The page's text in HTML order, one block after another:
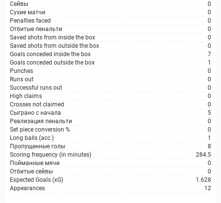
Сейвы
0
Сухие матчи
0
Penalties faced
0
Отбитые пенальти
0
Saved shots from inside the box
0
Saved shots from outside the box
0
Goals conceded inside the box
7
Goals conceded outside the box
1
Punches
0
Runs out
0
Successful runs out
0
High claims
0
Crosses not claimed
0
Сыграно с начала
5
Реализация пенальти
0
Set piece conversion %
0
Long balls (acc.)
1
Пропущенные голы
8
Scoring frequency (in minutes)
284.5
Пойманные мячи
0
Отбитые сейвы
0
Expected Goals (xG)
1.628
Appearances
12